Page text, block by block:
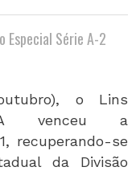
Especial Série A-2
o Lins
venceu a
recuperando-se
da Divisão